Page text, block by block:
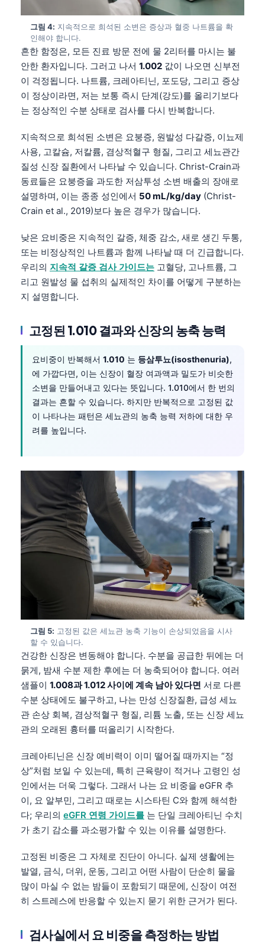
그림 4: 지속적으로 희석된 소변은 증상과 혈중 나트륨을 확
인해야 합니다.
흔한 함정은, 모든 진료 방문 전에 물 2리터를 마시는 불
안한 환자입니다. 그러고 나서 1.002 값이 나오면 신부전
이 걱정됩니다. 나트륨, 크레아티닌, 포도당, 그리고 증상
이 정상이라면, 저는 보통 즉시 단계(강도)를 올리기보다
는 정상적인 수분 상태로 검사를 다시 반복합니다.
지속적으로 희석된 소변은 요붕증, 원발성 다갈증, 이뇨제
사용, 고칼슘, 저칼륨, 겸상적혈구 형질, 그리고 세뇨관간
질성 신장 질환에서 나타날 수 있습니다. Christ-Crain과
동료들은 요붕증을 과도한 저삼투성 소변 배출의 장애로
설명하며, 이는 종종 성인에서 50 mL/kg/day (Christ-
Crain et al., 2019)보다 높은 경우가 많습니다.
낮은 요비중은 지속적인 갈증, 체중 감소, 새로 생긴 두통,
또는 비정상적인 나트륨과 함께 나타날 때 더 긴급합니다.
우리의 지속적 갈증 검사 가이드는 고혈당, 고나트륨, 그
리고 원발성 물 섭취의 실제적인 차이를 어떻게 구분하는
지 설명합니다.
고정된 1.010 결과와 신장의 농축 능력
요비중이 반복해서 1.010 는 등삼투뇨(isosthenuria),
에 가깝다면, 이는 신장이 혈장 여과액과 밀도가 비슷한
소변을 만들어내고 있다는 뜻입니다. 1.010에서 한 번의
결과는 흔할 수 있습니다. 하지만 반복적으로 고정된 값
이 나타나는 패턴은 세뇨관의 농축 능력 저하에 대한 우
려를 높입니다.
그림 5: 고정된 값은 세뇨관 농축 기능이 손상되었음을 시사
할 수 있습니다.
건강한 신장은 변동해야 합니다. 수분을 공급한 뒤에는 더
묽게, 밤새 수분 제한 후에는 더 농축되어야 합니다. 여러
샘플이 1.008과 1.012 사이에 계속 남아 있다면 서로 다른
수분 상태에도 불구하고, 나는 만성 신장질환, 급성 세뇨
관 손상 회복, 겸상적혈구 형질, 리튬 노출, 또는 신장 세뇨
관의 오래된 흉터를 떠올리기 시작한다.
크레아티닌은 신장 예비력이 이미 떨어질 때까지는 “정
상”처럼 보일 수 있는데, 특히 근육량이 적거나 고령인 성
인에서는 더욱 그렇다. 그래서 나는 요 비중을 eGFR 추
이, 요 알부민, 그리고 때로는 시스타틴 C와 함께 해석한
다; 우리의 eGFR 연령 가이드를 는 단일 크레아티닌 수치
가 초기 감소를 과소평가할 수 있는 이유를 설명한다.
고정된 비중은 그 자체로 진단이 아니다. 실제 생활에는
발열, 금식, 더위, 운동, 그리고 어떤 사람이 단순히 물을
많이 마실 수 없는 밤들이 포함되기 때문에, 신장이 여전
히 스트레스에 반응할 수 있는지 묻기 위한 근거가 된다.
검사실에서 요 비중을 측정하는 방법